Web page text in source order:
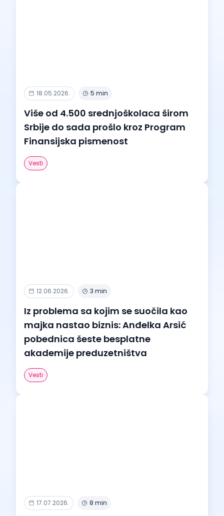
18.05.2026. 5 min
Više od 4.500 srednjoškolaca širom
Srbije do sada prošlo kroz Program
Finansijska pismenost
Vesti
12.06.2026. 3 min
Iz problema sa kojim se suočila kao
majka nastao biznis: Anđelka Arsić
pobednica šeste besplatne
akademije preduzetništva
Vesti
17.07.2026. 8 min